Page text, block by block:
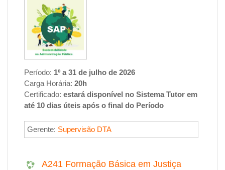
Período: 1º a 31 de julho de 2026
Carga Horária: 20h
Certificado: estará disponível no Sistema Tutor em
até 10 dias úteis após o final do Período
Gerente: Supervisão DTA
A241 Formação Básica em Justiça